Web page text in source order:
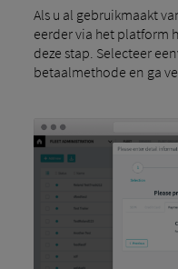
Als u al gebruikmaakt
eerder via het platform
deze stap. Selecteer
betaalmethode en ga